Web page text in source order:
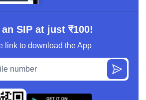
SIP at just ₹100!
link to download the App